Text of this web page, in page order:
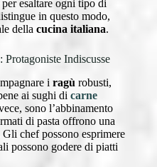
esaltare ogni tipo di
in questo modo,
della cucina italiana.
Protagoniste Indiscusse
i ragù robusti,
ai sughi di carne
sono l’abbinamento
di pasta offrono una
chef possono esprimere
possono godere di piatti